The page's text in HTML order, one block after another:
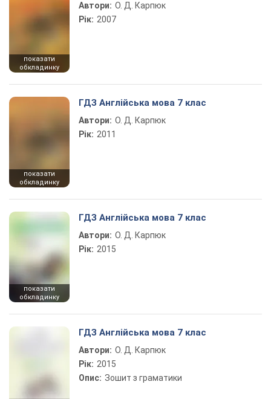
показати
обкладинку
Автори: О. Д. Карпюк
Рік: 2007
показати
обкладинку
ГДЗ Англійська мова 7 клас
Автори: О. Д. Карпюк
Рік: 2011
показати
обкладинку
ГДЗ Англійська мова 7 клас
Автори: О. Д. Карпюк
Рік: 2015
ГДЗ Англійська мова 7 клас
Автори: О. Д. Карпюк
Рік: 2015
Опис: Зошит з граматики